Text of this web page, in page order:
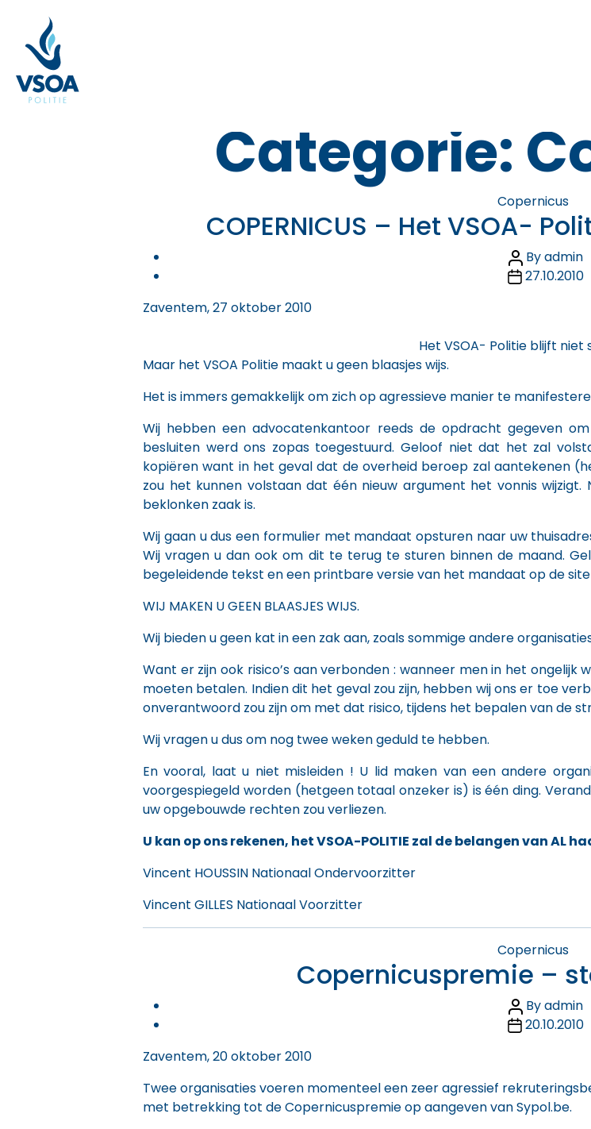
content
Categorie:
Copernicus
COPERNICUS – Het VSOA-
Post
author
Byadmin
Post27.10.2010
Zaventem, 27 oktober 2010
Het VSOA- Politie blijft niet
Maar het VSOA Politie maakt u geen blaasjes wijs.
Het is immers gemakkelijk om zich op agressieve manier te
Wij hebben een advocatenkantoor reeds de opdracht gegeven
besluiten werd ons zopas toegestuurd. Geloof niet dat het zal
kopiëren want in het geval dat de overheid beroep zal aantekenen
zou het kunnen volstaan dat één nieuw argument het vonnis
beklonken zaak is.
Wij gaan u dus een formulier met mandaat opsturen naar uw
Wij vragen u dan ook om dit te terug te sturen binnen de maand.
begeleidende tekst en een printbare versie van het mandaat op de
WIJ MAKEN U GEEN BLAASJES WIJS.
Wij bieden u geen kat in een zak aan, zoals sommige andere
Want er zijn ook risico’s aan verbonden : wanneer men in het
moeten betalen. Indien dit het geval zou zijn, hebben wij ons er toe
onverantwoord zou zijn om met dat risico, tijdens het bepalen van de
Wij vragen u dus om nog twee weken geduld te hebben.
En vooral, laat u niet misleiden ! U lid maken van een andere
voorgespiegeld worden (hetgeen totaal onzeker is) is één ding.
uw opgebouwde rechten zou verliezen.
U kan op ons rekenen, het VSOA-POLITIE zal de belangen van AL
Vincent HOUSSIN Nationaal Ondervoorzitter
Vincent GILLES Nationaal Voorzitter
Copernicus
Copernicuspremie –
Post
author
Byadmin
Post20.10.2010
Zaventem, 20 oktober 2010
Twee organisaties voeren momenteel een zeer agressief
met betrekking tot de Copernicuspremie op aangeven van Sypol.be.